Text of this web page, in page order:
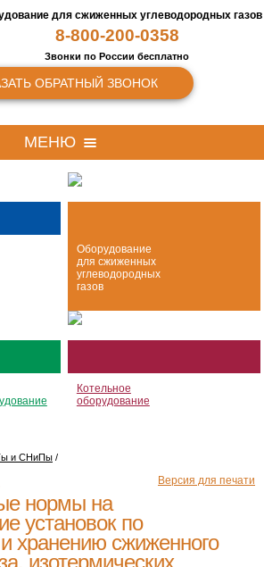
для сжиженных углеводородных газов
8-800-200-0358
Звонки по России бесплатно
ОБРАТНЫЙ ЗВОНОК
МЕНЮ
Оборудование
для сжиженных
углеводородных
газов
Котельное
оборудование
и СНиПы /
Версия для печати
нормы на
установок по
хранению сжиженного
изотермических